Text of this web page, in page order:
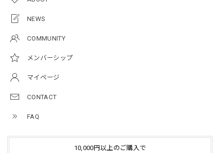
NEWS
COMMUNITY
メンバーシップ
マイページ
CONTACT
FAQ
10,000円以上のご購入で